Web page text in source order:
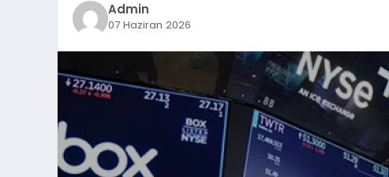
Admin
07 Haziran 2026